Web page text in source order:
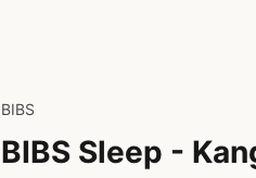
BIBS
BIBS Sleep -